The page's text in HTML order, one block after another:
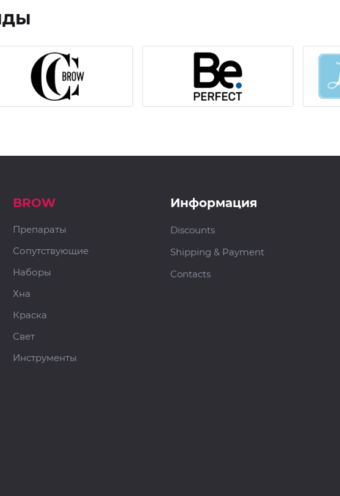
BROW
Препараты
Сопутствующие
Наборы
Хна
Краска
Свет
Инструменты
Информация
Discounts
Shipping & Payment
Contacts